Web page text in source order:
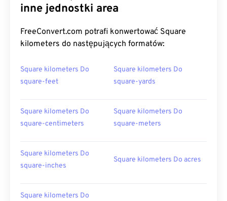
inne jednostki area
FreeConvert.com potrafi konwertować Square
kilometers do następujących formatów:
Square kilometers Do
square-feet
Square kilometers Do
square-yards
Square kilometers Do
square-centimeters
Square kilometers Do
square-meters
Square kilometers Do
square-inches
Square kilometers Do acres
Square kilometers Do